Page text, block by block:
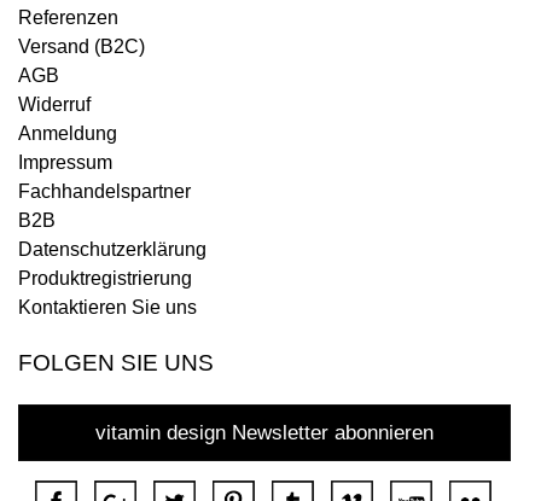
Referenzen
Versand (B2C)
AGB
Widerruf
Anmeldung
Impressum
Fachhandelspartner
B2B
Datenschutzerklärung
Produktregistrierung
Kontaktieren Sie uns
FOLGEN SIE UNS
vitamin design Newsletter abonnieren